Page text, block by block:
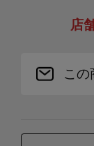
店
この